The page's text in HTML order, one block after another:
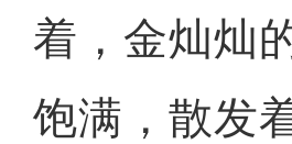
着，金灿灿
饱满，散发